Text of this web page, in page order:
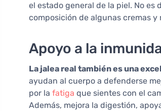
el estado general de la piel. No
composición de algunas cremas y
Apoyo a la
La jalea real también es una
ayudan al cuerpo a defenderse
por la fatiga que sientes con el
Además, mejora la digestión,